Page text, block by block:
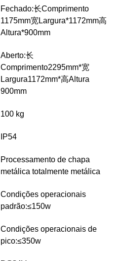
Fechado:长Comprimento
1175mm宽Largura*1172mm高
Altura*900mm
Aberto:长
Comprimento2295mm*宽
Largura1172mm*高Altura
900mm
100 kg
IP54
Processamento de chapa
metálica totalmente metálica
Condições operacionais
padrão:≤150w
Condições operacionais de
pico:≤350w